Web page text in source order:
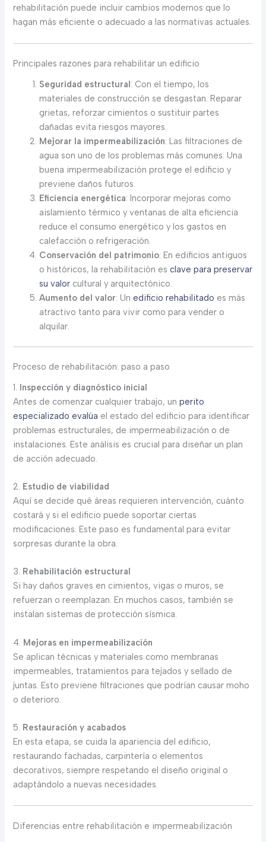
rehabilitación puede incluir cambios modernos que lo
hagan más eficiente o adecuado a las normativas actuales.
Principales razones para rehabilitar un edificio
Seguridad estructural: Con el tiempo, los
materiales de construcción se desgastan. Reparar
grietas, reforzar cimientos o sustituir partes
dañadas evita riesgos mayores.
Mejorar la impermeabilización: Las filtraciones de
agua son uno de los problemas más comunes. Una
buena impermeabilización protege el edificio y
previene daños futuros.
Eficiencia energética: Incorporar mejoras como
aislamiento térmico y ventanas de alta eficiencia
reduce el consumo energético y los gastos en
calefacción o refrigeración.
Conservación del patrimonio: En edificios antiguos
o históricos, la rehabilitación esclave para preservar
su valor cultural y arquitectónico.
Aumento del valor: Unedificio rehabilitado es más
atractivo tanto para vivir como para vender o
alquilar.
Proceso de rehabilitación: paso a paso
1. Inspección y diagnóstico inicial
Antes de comenzar cualquier trabajo, unperito
especializado evalúa el estado del edificio para identificar
problemas estructurales, de impermeabilización o de
instalaciones. Este análisis es crucial para diseñar un plan
de acción adecuado.
2. Estudio de viabilidad
Aquí se decide qué áreas requieren intervención, cuánto
costará y si el edificio puede soportar ciertas
modificaciones. Este paso es fundamental para evitar
sorpresas durante la obra.
3. Rehabilitación estructural
Si hay daños graves en cimientos, vigas o muros, se
refuerzan o reemplazan. En muchos casos, también se
instalan sistemas de protección sísmica.
4. Mejoras en impermeabilización
Se aplican técnicas y materiales como membranas
impermeables, tratamientos para tejados y sellado de
juntas. Esto previene filtraciones que podrían causar moho
o deterioro.
5. Restauración y acabados
En esta etapa, se cuida la apariencia del edificio,
restaurando fachadas, carpintería o elementos
decorativos, siempre respetando el diseño original o
adaptándolo a nuevas necesidades.
Diferencias entre rehabilitación e impermeabilización